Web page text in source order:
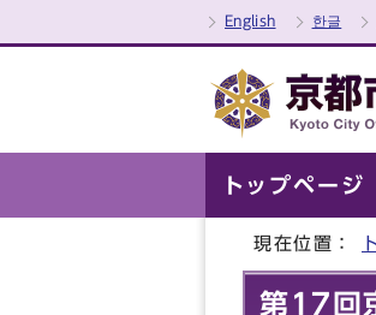
English 한글
トップページ
現在位置：
第17回